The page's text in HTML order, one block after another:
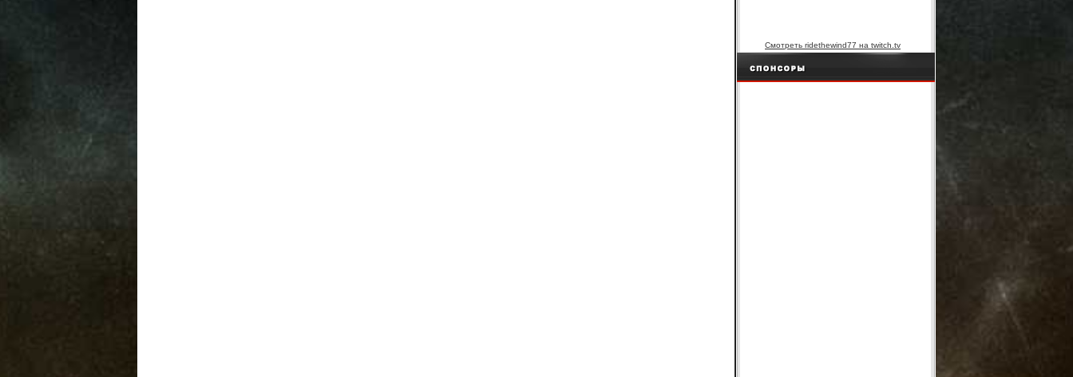
Смотреть ridethewind77 на twitch.tv